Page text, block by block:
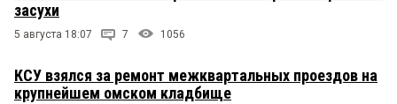
засухи
5 августа 18:07 7 1056
КСУ взялся за ремонт межквартальных проездов на
крупнейшем омском кладбище